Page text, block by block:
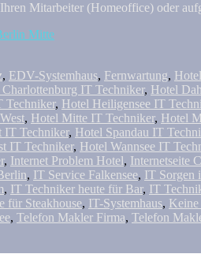
Mitarbeiter (Homeoffice) oder
Mitte
, EDV-Systemhaus, Fernwartung,
IT Techniker, Hotel
Techniker, Hotel Heiligensee IT
, Hotel Mitte IT Techniker, Hotel
IT Techniker, Hotel Spandau IT
IT Techniker, Hotel Wannsee IT
, Internet Problem Hotel, Internetseite
, IT Service Falkensee, IT Sorgen
, IT Techniker heute für Bar, IT
für Steakhouse, IT-Systemhaus, Keine
, Telefon Makler Firma, Telefon